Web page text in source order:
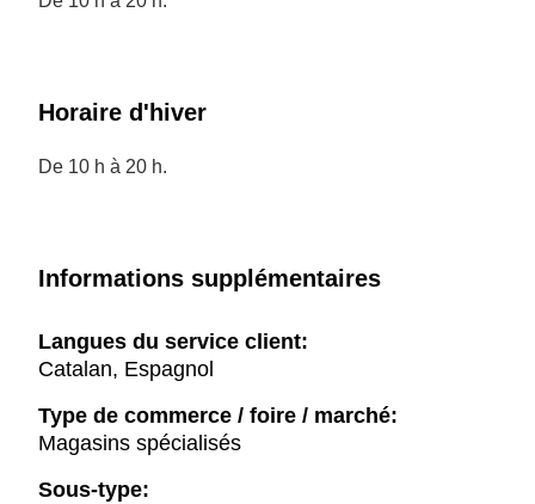
Horaire d'hiver
De 10 h à 20 h.
Informations supplémentaires
Langues du service client:
Catalan, Espagnol
Type de commerce / foire / marché:
Magasins spécialisés
Sous-type: